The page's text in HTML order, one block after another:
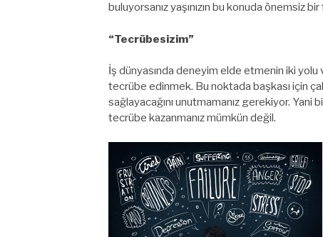
buluyorsanız yaşınızın bu konuda önemsiz
“Tecrübesizim”
İş dünyasında deneyim elde etmenin iki yolu
tecrübe edinmek. Bu noktada başkası için
sağlayacağını unutmamanız gerekiyor.
tecrübe kazanmanız mümkün değil.